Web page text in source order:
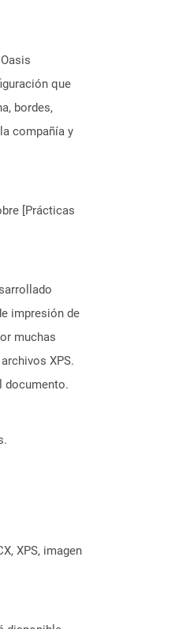
que
bordes,
compañía y
[Prácticas
impresión de
muchas
XPS.
documento.
XPS, imagen